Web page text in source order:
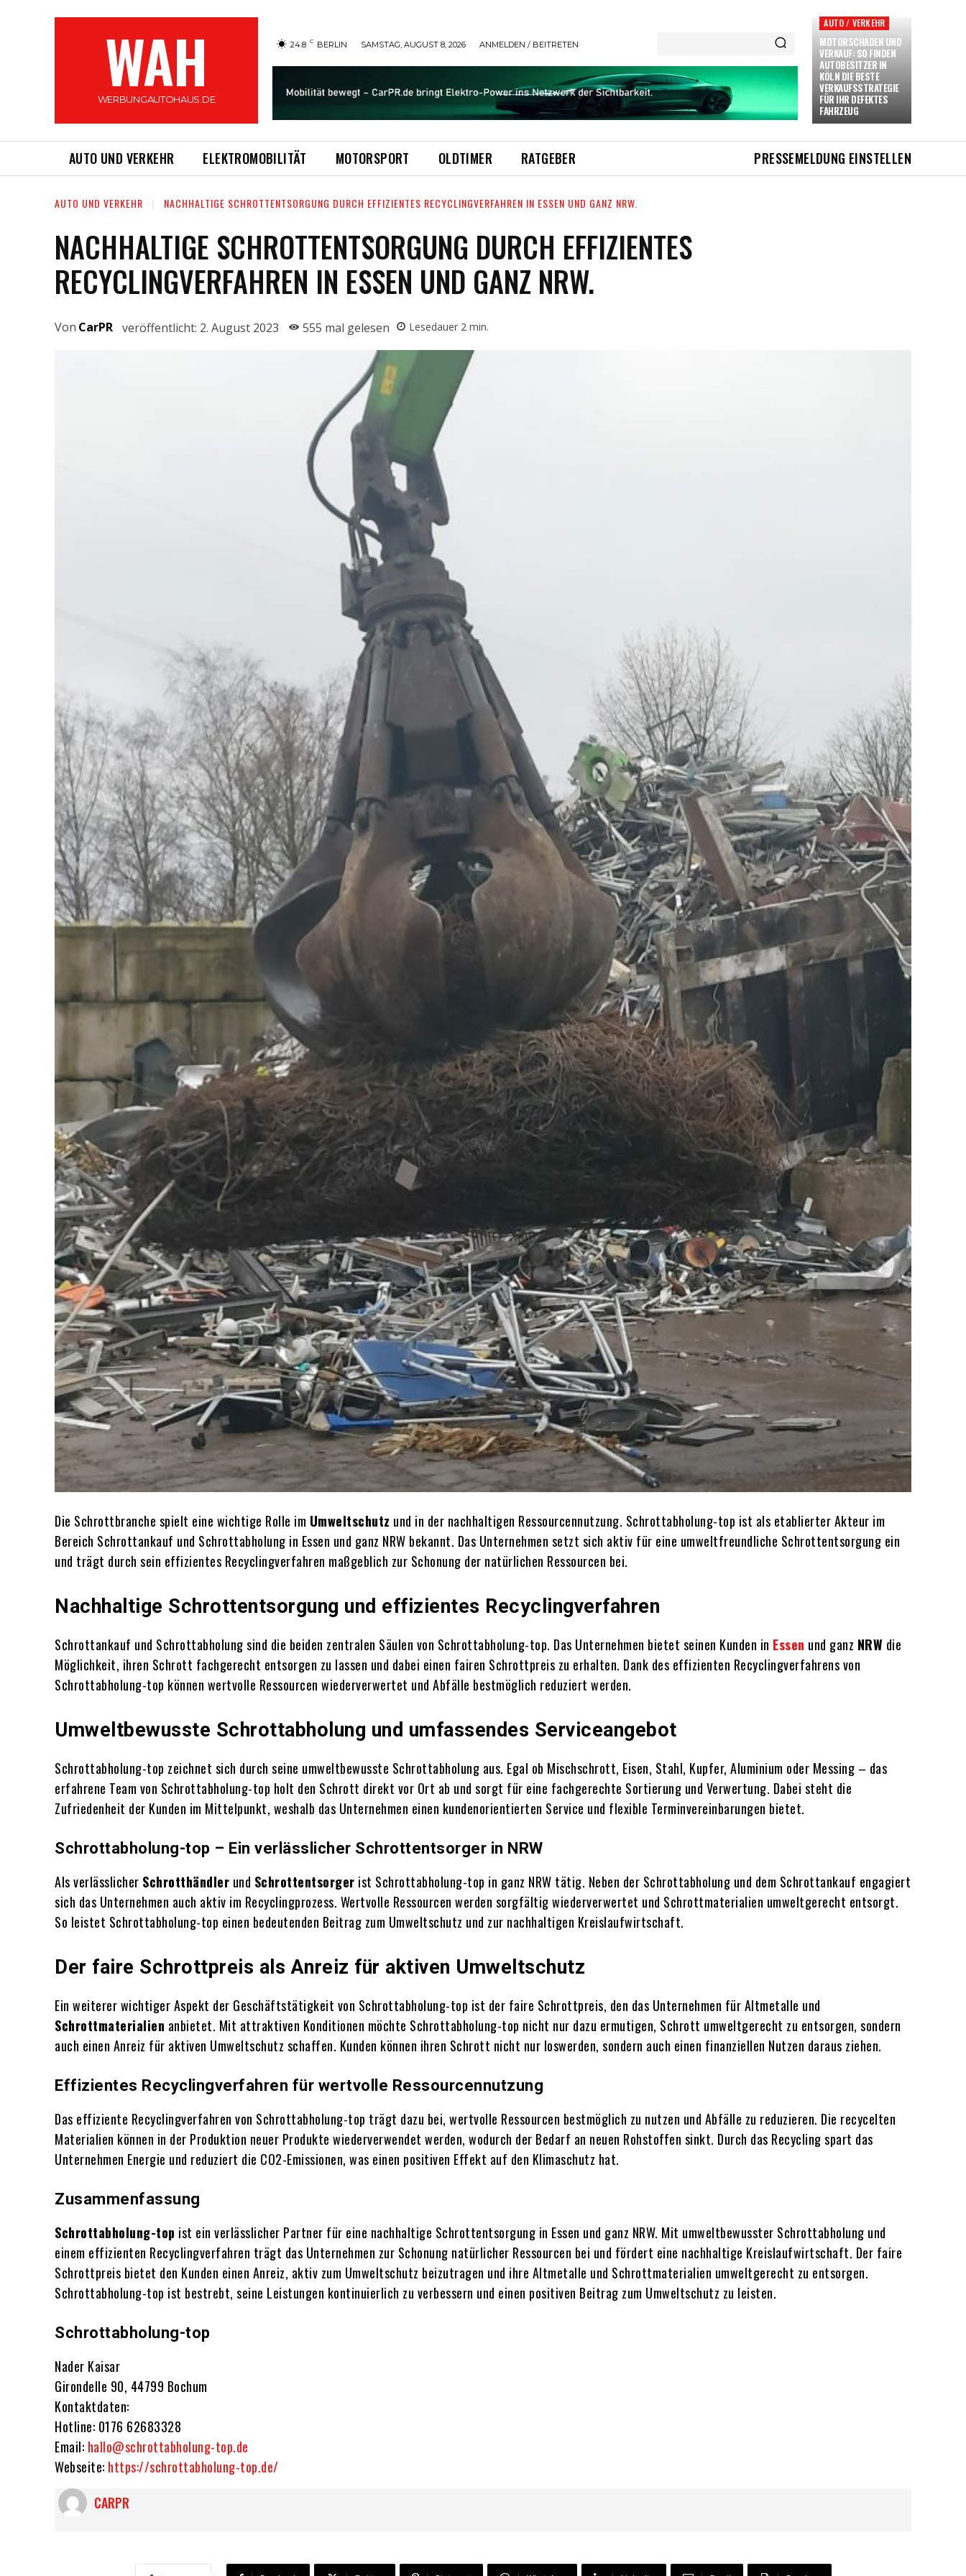
WAH
WERBUNGAUTOHAUS.DE
24.8 C BERLIN SAMSTAG, AUGUST 8, 2026 ANMELDEN / BEITRETEN
AUTO / VERKEHR
MOTORSCHADEN UND
VERKAUF: SO FINDEN
AUTOBESITZER IN
KÖLN DIE BESTE
VERKAUFSSTRATEGIE
FÜR IHR DEFEKTES
FAHRZEUG
AUTO UND VERKEHR ELEKTROMOBILITÄT MOTORSPORT OLDTIMER RATGEBER PRESSEMELDUNG EINSTELLEN
AUTO UND VERKEHR NACHHALTIGE SCHROTTENTSORGUNG DURCH EFFIZIENTES RECYCLINGVERFAHREN IN ESSEN UND GANZ NRW.
NACHHALTIGE SCHROTTENTSORGUNG DURCH EFFIZIENTES
RECYCLINGVERFAHREN IN ESSEN UND GANZ NRW.
Von CarPR veröffentlicht: 2. August 2023 555 mal gelesen Lesedauer 2 min.
Die Schrottbranche spielt eine wichtige Rolle im Umweltschutz und in der nachhaltigen Ressourcennutzung. Schrottabholung-top ist als etablierter Akteur im
Bereich Schrottankauf und Schrottabholung in Essen und ganz NRW bekannt. Das Unternehmen setzt sich aktiv für eine umweltfreundliche Schrottentsorgung ein
und trägt durch sein effizientes Recyclingverfahren maßgeblich zur Schonung der natürlichen Ressourcen bei.
Nachhaltige Schrottentsorgung und effizientes Recyclingverfahren
Schrottankauf und Schrottabholung sind die beiden zentralen Säulen von Schrottabholung-top. Das Unternehmen bietet seinen Kunden in Essen und ganz NRW die
Möglichkeit, ihren Schrott fachgerecht entsorgen zu lassen und dabei einen fairen Schrottpreis zu erhalten. Dank des effizienten Recyclingverfahrens von
Schrottabholung-top können wertvolle Ressourcen wiederverwertet und Abfälle bestmöglich reduziert werden.
Umweltbewusste Schrottabholung und umfassendes Serviceangebot
Schrottabholung-top zeichnet sich durch seine umweltbewusste Schrottabholung aus. Egal ob Mischschrott, Eisen, Stahl, Kupfer, Aluminium oder Messing – das
erfahrene Team von Schrottabholung-top holt den Schrott direkt vor Ort ab und sorgt für eine fachgerechte Sortierung und Verwertung. Dabei steht die
Zufriedenheit der Kunden im Mittelpunkt, weshalb das Unternehmen einen kundenorientierten Service und flexible Terminvereinbarungen bietet.
Schrottabholung-top – Ein verlässlicher Schrottentsorger in NRW
Als verlässlicher Schrotthändler und Schrottentsorger ist Schrottabholung-top in ganz NRW tätig. Neben der Schrottabholung und dem Schrottankauf engagiert
sich das Unternehmen auch aktiv im Recyclingprozess. Wertvolle Ressourcen werden sorgfältig wiederverwertet und Schrottmaterialien umweltgerecht entsorgt.
So leistet Schrottabholung-top einen bedeutenden Beitrag zum Umweltschutz und zur nachhaltigen Kreislaufwirtschaft.
Der faire Schrottpreis als Anreiz für aktiven Umweltschutz
Ein weiterer wichtiger Aspekt der Geschäftstätigkeit von Schrottabholung-top ist der faire Schrottpreis, den das Unternehmen für Altmetalle und
Schrottmaterialien anbietet. Mit attraktiven Konditionen möchte Schrottabholung-top nicht nur dazu ermutigen, Schrott umweltgerecht zu entsorgen, sondern
auch einen Anreiz für aktiven Umweltschutz schaffen. Kunden können ihren Schrott nicht nur loswerden, sondern auch einen finanziellen Nutzen daraus ziehen.
Effizientes Recyclingverfahren für wertvolle Ressourcennutzung
Das effiziente Recyclingverfahren von Schrottabholung-top trägt dazu bei, wertvolle Ressourcen bestmöglich zu nutzen und Abfälle zu reduzieren. Die recycelten
Materialien können in der Produktion neuer Produkte wiederverwendet werden, wodurch der Bedarf an neuen Rohstoffen sinkt. Durch das Recycling spart das
Unternehmen Energie und reduziert die CO2-Emissionen, was einen positiven Effekt auf den Klimaschutz hat.
Zusammenfassung
Schrottabholung-top ist ein verlässlicher Partner für eine nachhaltige Schrottentsorgung in Essen und ganz NRW. Mit umweltbewusster Schrottabholung und
einem effizienten Recyclingverfahren trägt das Unternehmen zur Schonung natürlicher Ressourcen bei und fördert eine nachhaltige Kreislaufwirtschaft. Der faire
Schrottpreis bietet den Kunden einen Anreiz, aktiv zum Umweltschutz beizutragen und ihre Altmetalle und Schrottmaterialien umweltgerecht zu entsorgen.
Schrottabholung-top ist bestrebt, seine Leistungen kontinuierlich zu verbessern und einen positiven Beitrag zum Umweltschutz zu leisten.
Schrottabholung-top
Nader Kaisar
Girondelle 90, 44799 Bochum
Kontaktdaten:
Hotline: 0176 62683328
Email: hallo@schrottabholung-top.de
Webseite: https://schrottabholung-top.de/
CARPR